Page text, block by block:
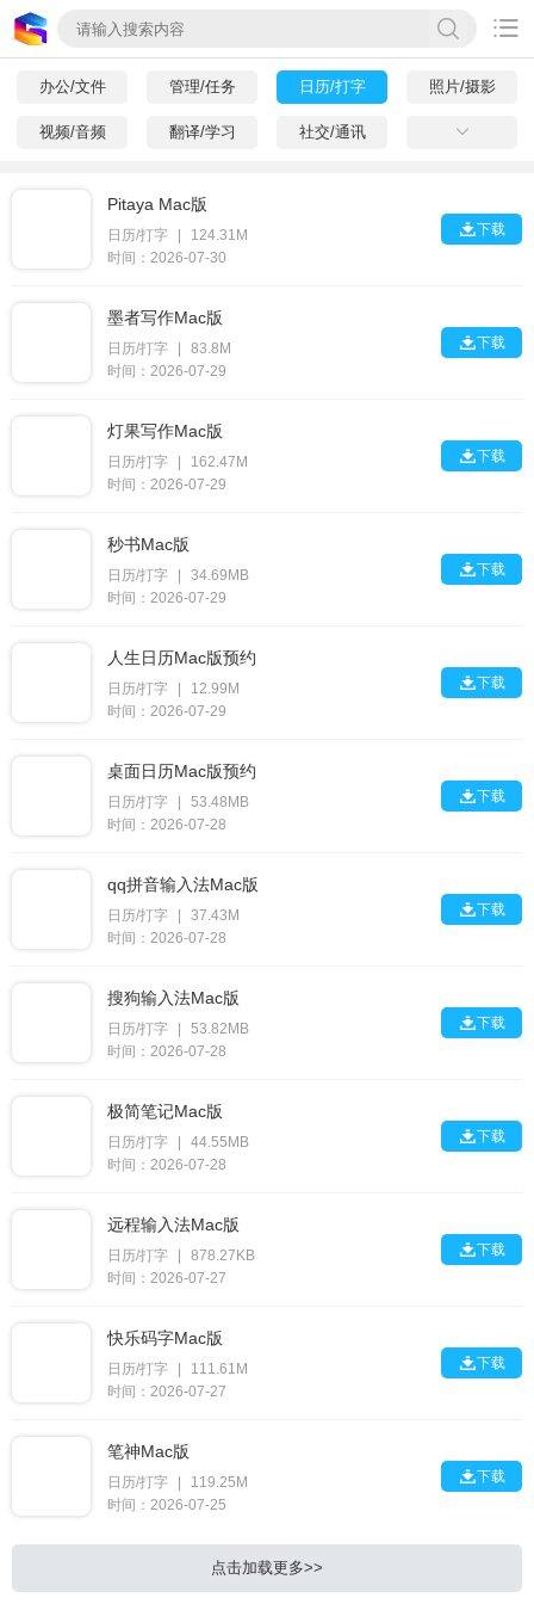

办公/文件 管理/任务 日历/打字 照片/摄影
视频/音频 翻译/学习 社交/通讯 
Pitaya Mac版
日历/打字
124.31M
时间：2026-07-30
下载
墨者写作Mac版
日历/打字
83.8M
时间：2026-07-29
下载
灯果写作Mac版
日历/打字
162.47M
时间：2026-07-29
下载
秒书Mac版
日历/打字
34.69MB
时间：2026-07-29
下载
人生日历Mac版预约
日历/打字
12.99M
时间：2026-07-29
下载
桌面日历Mac版预约
日历/打字
53.48MB
时间：2026-07-28
下载
qq拼音输入法Mac版
日历/打字
37.43M
时间：2026-07-28
下载
搜狗输入法Mac版
日历/打字
53.82MB
时间：2026-07-28
下载
极简笔记Mac版
日历/打字
44.55MB
时间：2026-07-28
下载
远程输入法Mac版
日历/打字
878.27KB
时间：2026-07-27
下载
快乐码字Mac版
日历/打字
111.61M
时间：2026-07-27
下载
笔神Mac版
日历/打字
119.25M
时间：2026-07-25
下载
点击加载更多>>